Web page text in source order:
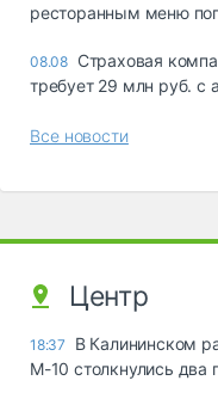
ресторанным меню
08.08 Страховая
требует 29 млн руб. с
Все новости
Центр
18:37
В Калининском
М-10 столкнулись два